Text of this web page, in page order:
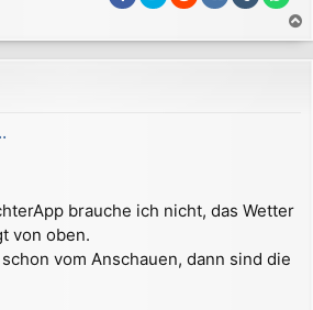
a
c
brauche ich nicht, das Wetter
von oben.
vom Anschauen, dann sind die